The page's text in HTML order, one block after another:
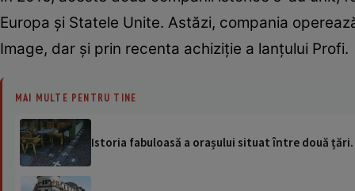
Europa și Statele Unite. Astăzi, compania
Image, dar și prin recenta achiziție a lanțului Profi.
MAI MULTE PENTRU TINE
Istoria fabuloasă a orașului situat între două țări.